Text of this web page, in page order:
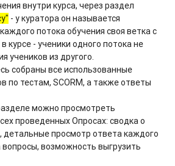
внутри курса, через раздел
- у куратора он называется
потока обучения своя ветка с
курсе - ученики одного потока не
учеников из другого.
собраны все использованные
по тестам, SCORM, а также ответы
можно просмотреть
проведенных Опросах: сводка о
детальные просмотр ответа каждого
вопросы, возможность выгрузить